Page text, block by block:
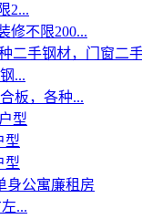
2...
修不限200...
...
板，各种...
型
型
...